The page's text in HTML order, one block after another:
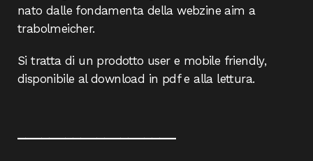
nato dalle fondamenta della webzine aim a
trabolmeicher.
Si tratta di un prodotto user e mobile friendly,
disponibile al download in pdf e alla lettura.